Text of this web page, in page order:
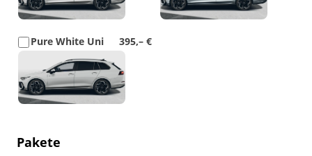
Pakete
395,– €
Pure White Uni